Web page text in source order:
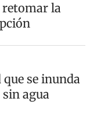
retomar la
se inunda
agua